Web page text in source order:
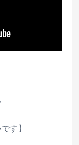
す】